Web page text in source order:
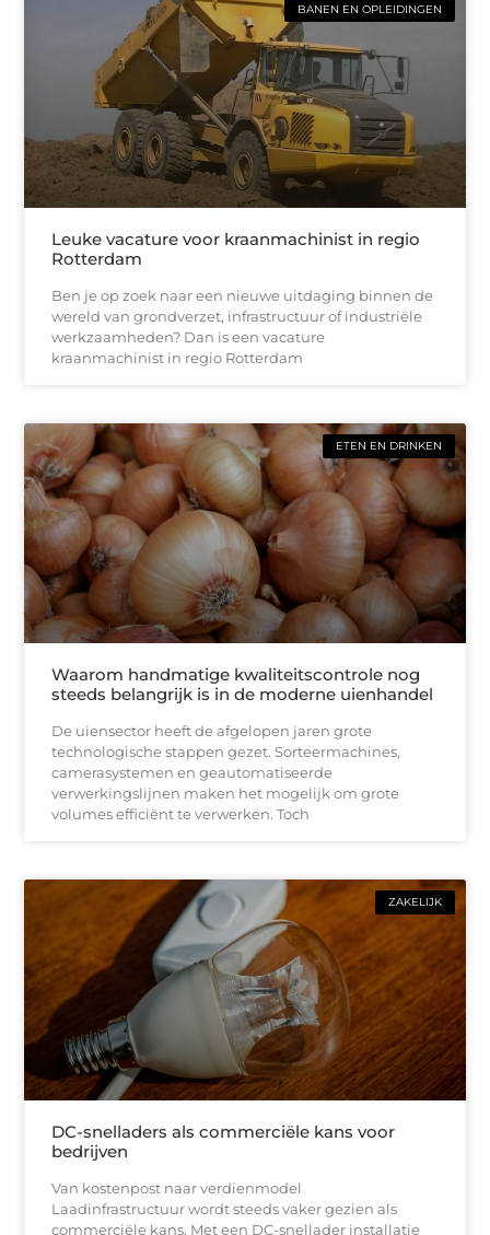
BANEN EN OPLEIDINGEN
Leuke vacature voor kraanmachinist in regio
Rotterdam
Ben je op zoek naar een nieuwe uitdaging binnen de
wereld van grondverzet, infrastructuur of industriële
werkzaamheden? Dan is een vacature
kraanmachinist in regio Rotterdam
ETEN EN DRINKEN
Waarom handmatige kwaliteitscontrole nog
steeds belangrijk is in de moderne uienhandel
De uiensector heeft de afgelopen jaren grote
technologische stappen gezet. Sorteermachines,
camerasystemen en geautomatiseerde
verwerkingslijnen maken het mogelijk om grote
volumes efficiënt te verwerken. Toch
ZAKELIJK
DC-snelladers als commerciële kans voor
bedrijven
Van kostenpost naar verdienmodel
Laadinfrastructuur wordt steeds vaker gezien als
commerciële kans. Met een DC-snellader installatie